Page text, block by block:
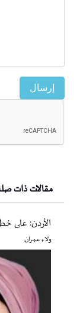
إرسال
مقالات ذات
الأردن: على
ولاء عمران